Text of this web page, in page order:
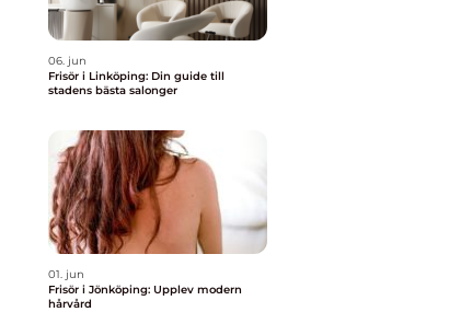
06. jun
Frisör i Linköping: Din guide till
stadens bästa salonger
01. jun
Frisör i Jönköping: Upplev modern
hårvård